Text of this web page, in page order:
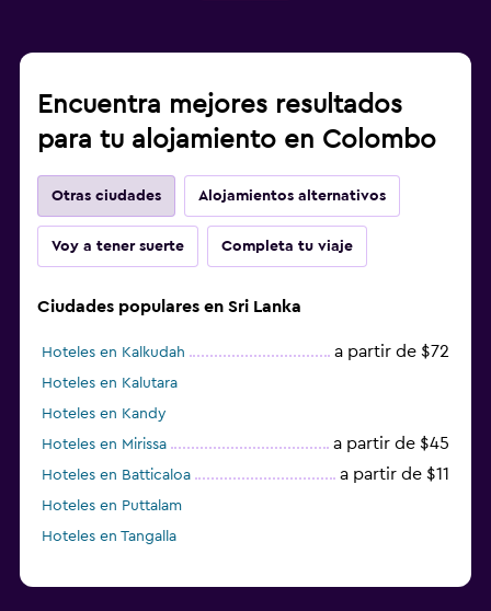
Encuentra mejores resultados
para tu alojamiento en Colombo
Otras ciudades Alojamientos alternativos
Voy a tener suerte Completa tu viaje
Ciudades populares en Sri Lanka
Hoteles en Kalkudah a partir de $72
Hoteles en Kalutara
Hoteles en Kandy
Hoteles en Mirissa
a partir de $45
Hoteles en Batticaloa a partir de $11
Hoteles en Puttalam
Hoteles en Tangalla